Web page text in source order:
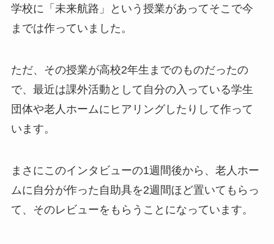
学校に「未来航路」という授業があってそこで今
までは作っていました。
ただ、その授業が高校2年生までのものだったの
で、最近は課外活動として自分の入っている学生
団体や老人ホームにヒアリングしたりして作って
います。
まさにこのインタビューの1週間後から、老人ホー
ムに自分が作った自助具を2週間ほど置いてもらっ
て、そのレビューをもらうことになっています。